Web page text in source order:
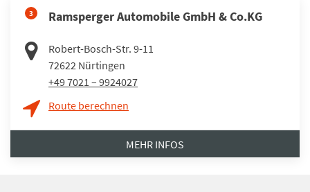
3 Ramsperger Automobile GmbH & Co.KG
Robert-Bosch-Str. 9-11
72622 Nürtingen
+49 7021 – 9924027
Route berechnen
MEHR INFOS